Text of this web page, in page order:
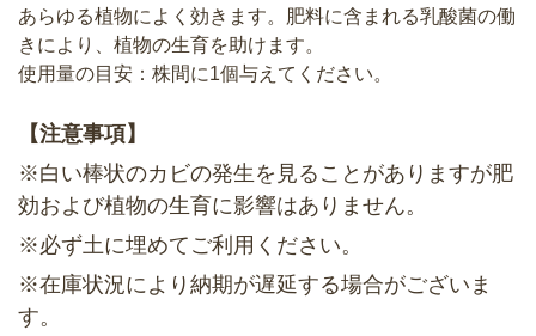
あらゆる植物によく効きます。肥料に含まれる乳酸菌の働
きにより、植物の生育を助けます。
使用量の目安：株間に1個与えてください。
【注意事項】
※白い棒状のカビの発生を見ることがありますが肥
効および植物の生育に影響はありません。
※必ず土に埋めてご利用ください。
※在庫状況により納期が遅延する場合がございま
す。